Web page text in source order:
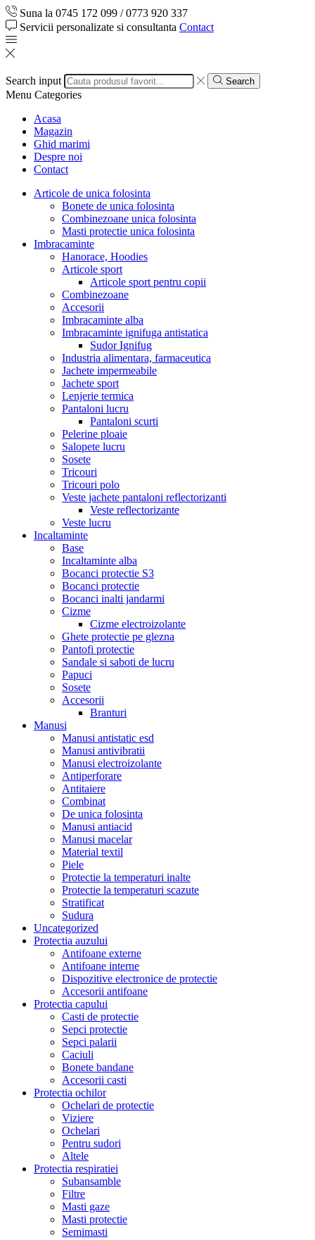
Suna la 0745 172 099 / 0773 920 337
Servicii personalizate si consultanta Contact
Search input Search
Menu Categories
Acasa
Magazin
Ghid marimi
Despre noi
Contact
Articole de unica folosinta
Bonete de unica folosinta
Combinezoane unica folosinta
Masti protectie unica folosinta
Imbracaminte
Hanorace, Hoodies
Articole sport
Articole sport pentru copii
Combinezoane
Accesorii
Imbracaminte alba
Imbracaminte ignifuga antistatica
Sudor Ignifug
Industria alimentara, farmaceutica
Jachete impermeabile
Jachete sport
Lenjerie termica
Pantaloni lucru
Pantaloni scurti
Pelerine ploaie
Salopete lucru
Sosete
Tricouri
Tricouri polo
Veste jachete pantaloni reflectorizanti
Veste reflectorizante
Veste lucru
Incaltaminte
Base
Incaltaminte alba
Bocanci protectie S3
Bocanci protectie
Bocanci inalti jandarmi
Cizme
Cizme electroizolante
Ghete protectie pe glezna
Pantofi protectie
Sandale si saboti de lucru
Papuci
Sosete
Accesorii
Branturi
Manusi
Manusi antistatic esd
Manusi antivibratii
Manusi electroizolante
Antiperforare
Antitaiere
Combinat
De unica folosinta
Manusi antiacid
Manusi macelar
Material textil
Piele
Protectie la temperaturi inalte
Protectie la temperaturi scazute
Stratificat
Sudura
Uncategorized
Protectia auzului
Antifoane externe
Antifoane interne
Dispozitive electronice de protectie
Accesorii antifoane
Protectia capului
Casti de protectie
Sepci protectie
Sepci palarii
Caciuli
Bonete bandane
Accesorii casti
Protectia ochilor
Ochelari de protectie
Viziere
Ochelari
Pentru sudori
Altele
Protectia respiratiei
Subansamble
Filtre
Masti gaze
Masti protectie
Semimasti